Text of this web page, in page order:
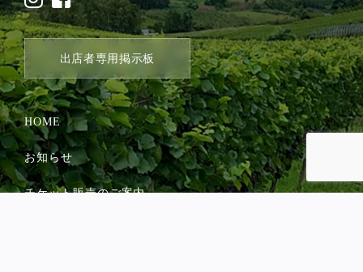
出店者専用掲示板
HOME
お知らせ
チケット販売のご案内